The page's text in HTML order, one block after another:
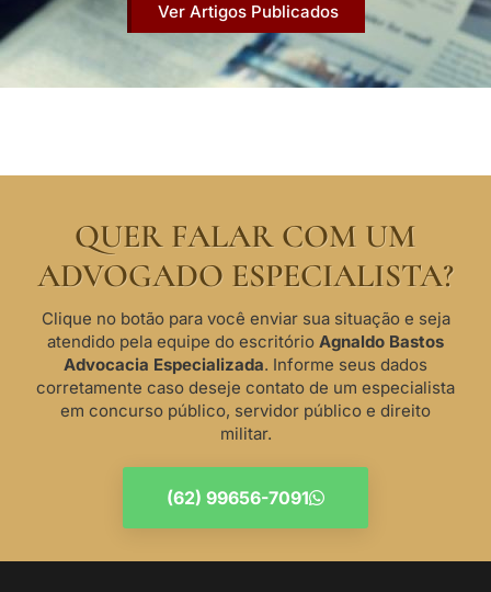
Ver Artigos Publicados
QUER FALAR COM UM
ADVOGADO ESPECIALISTA?
Clique no botão para você enviar sua situação e seja
atendido pela equipe do escritório Agnaldo Bastos
Advocacia Especializada. Informe seus dados
corretamente caso deseje contato de um especialista
em concurso público, servidor público e direito
militar.
(62) 99656-7091